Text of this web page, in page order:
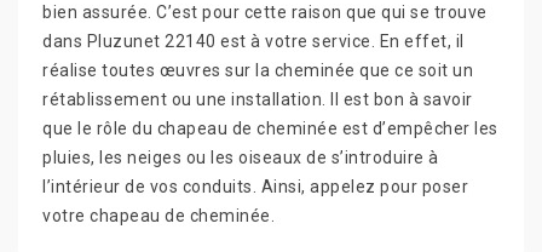
bien assurée. C’est pour cette raison que qui se trouve
dans Pluzunet 22140 est à votre service. En effet, il
réalise toutes œuvres sur la cheminée que ce soit un
rétablissement ou une installation. Il est bon à savoir
que le rôle du chapeau de cheminée est d’empêcher les
pluies, les neiges ou les oiseaux de s’introduire à
l’intérieur de vos conduits. Ainsi, appelez pour poser
votre chapeau de cheminée.